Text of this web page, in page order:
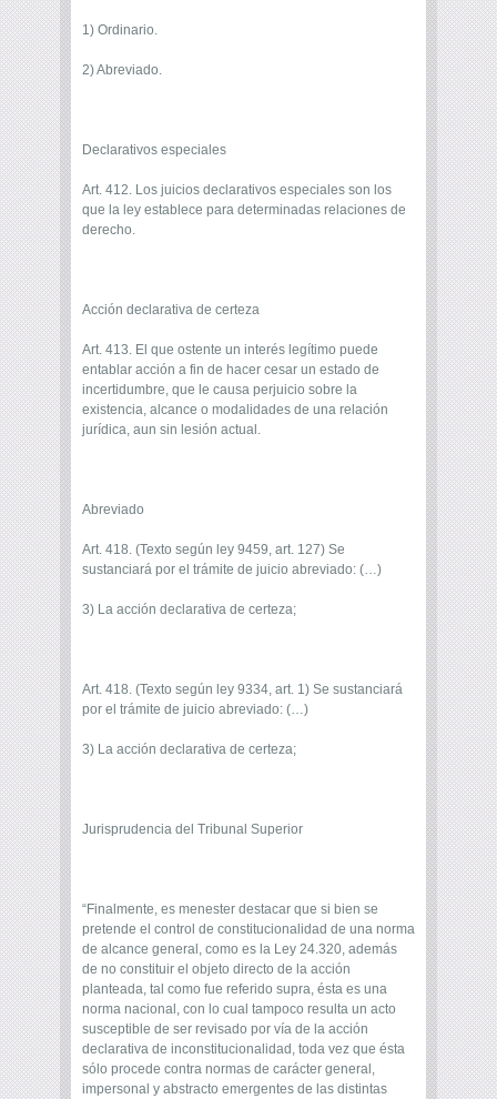
1) Ordinario.
2) Abreviado.
Declarativos especiales
Art. 412. Los juicios declarativos especiales son los
que la ley establece para determinadas relaciones de
derecho.
Acción declarativa de certeza
Art. 413. El que ostente un interés legítimo puede
entablar acción a fin de hacer cesar un estado de
incertidumbre, que le causa perjuicio sobre la
existencia, alcance o modalidades de una relación
jurídica, aun sin lesión actual.
Abreviado
Art. 418. (Texto según ley 9459, art. 127) Se
sustanciará por el trámite de juicio abreviado: (…)
3) La acción declarativa de certeza;
Art. 418. (Texto según ley 9334, art. 1) Se sustanciará
por el trámite de juicio abreviado: (…)
3) La acción declarativa de certeza;
Jurisprudencia del Tribunal Superior
“Finalmente, es menester destacar que si bien se
pretende el control de constitucionalidad de una norma
de alcance general, como es la Ley 24.320, además
de no constituir el objeto directo de la acción
planteada, tal como fue referido supra, ésta es una
norma nacional, con lo cual tampoco resulta un acto
susceptible de ser revisado por vía de la acción
declarativa de inconstitucionalidad, toda vez que ésta
sólo procede contra normas de carácter general,
impersonal y abstracto emergentes de las distintas